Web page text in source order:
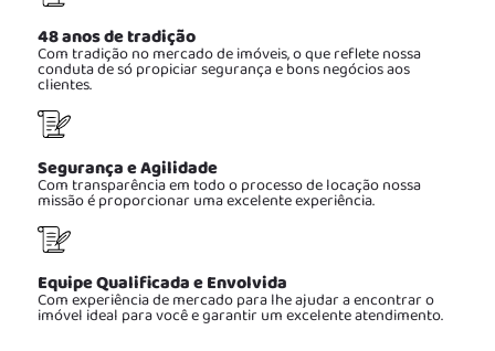
48 anos de tradição
Com tradição no mercado de imóveis, o que reflete nossa
conduta de só propiciar segurança e bons negócios aos
clientes.
Segurança e Agilidade
Com transparência em todo o processo de locação nossa
missão é proporcionar uma excelente experiência.
Equipe Qualificada e Envolvida
Com experiência de mercado para lhe ajudar a encontrar o
imóvel ideal para você e garantir um excelente atendimento.